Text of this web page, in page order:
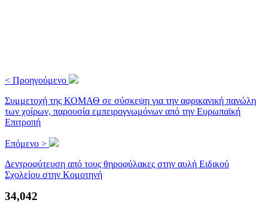
< Προηγούμενο
Συμμετοχή της ΚΟΜΑΘ σε σύσκεψη για την αφρικανική πανώλη
των χοίρων, παρουσία εμπειρογνωμόνων από την Ευρωπαϊκή
Επιτροπή
Επόμενο >
Δεντροφύτευση από τους θηροφύλακες στην αυλή Ειδικού
Σχολείου στην Κομοτηνή
36,751